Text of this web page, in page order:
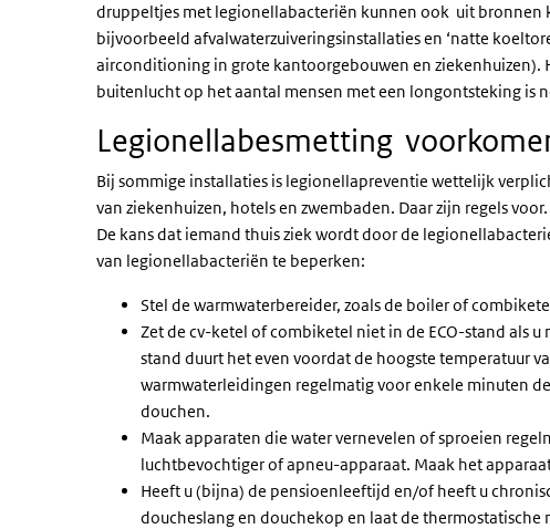
druppeltjes met legionellabacteriën kunnen ook uit bronnen
bijvoorbeeld afvalwaterzuiveringsinstallaties en ‘natte
airconditioning in grote kantoorgebouwen en ziekenhuizen).
buitenlucht op het aantal mensen met een longontsteking is
Legionellabesmetting
Bij sommige installaties is legionellapreventie wettelijk
van ziekenhuizen, hotels en zwembaden. Daar zijn regels voor.
De kans dat iemand thuis ziek wordt door de
van legionellabacteriën te beperken:
Stel de warmwaterbereider, zoals de boiler of
Zet de cv-ketel of combiketel niet in de ECO-stand als
stand duurt het even voordat de hoogste temperatuur
warmwaterleidingen regelmatig voor enkele minuten
douchen.
Maak apparaten die water vernevelen of sproeien
luchtbevochtiger of apneu-apparaat. Maak het
Heeft u (bijna) de pensioenleeftijd en/of heeft u
doucheslang en douchekop en laat de thermostatische